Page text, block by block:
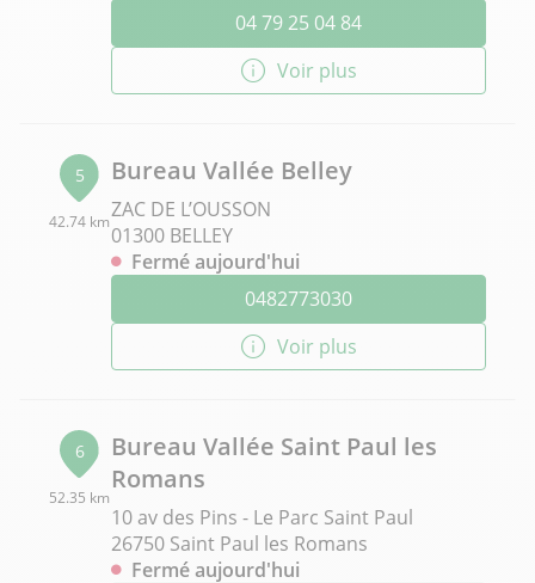
04 79 25 04 84
Voir plus
5
42.74 km
Bureau Vallée Belley
ZAC DE L’OUSSON
01300 BELLEY
Fermé aujourd'hui
0482773030
Voir plus
6
52.35 km
Bureau Vallée Saint Paul les
Romans
10 av des Pins - Le Parc Saint Paul
26750 Saint Paul les Romans
Fermé aujourd'hui